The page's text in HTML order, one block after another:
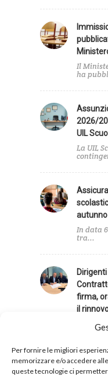
Per fornire le migliori
memorizzare e/o accedere
queste tecnologie ci
Il
ha
2026/
UIL
La UIL
autunno
In data
tra...
firma,
il
È